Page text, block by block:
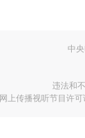
中
违法和
网上传播视听节目许可